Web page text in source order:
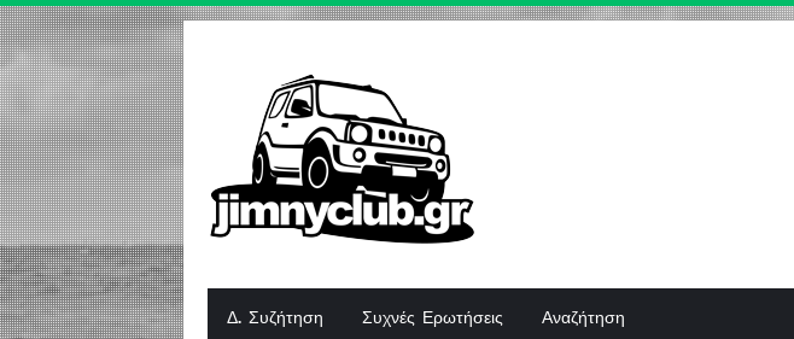
Δ. Συζήτηση Συχνές Ερωτήσεις Αναζήτηση